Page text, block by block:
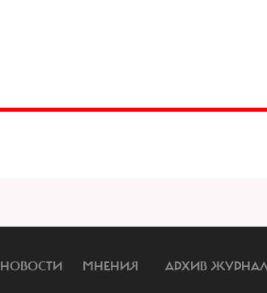
НОВОСТИ МНЕНИЯ АРХИВ